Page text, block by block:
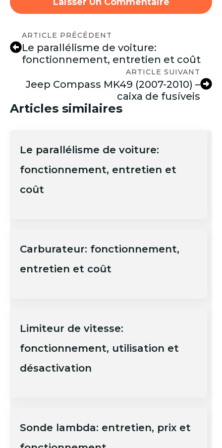
ARTICLE PRÉCÉDENT
Le parallélisme de voiture:
fonctionnement, entretien et coût
ARTICLE SUIVANT
Jeep Compass MK49 (2007-2010) –
caixa de fusíveis
Articles similaires
Le parallélisme de voiture:
fonctionnement, entretien et
coût
Carburateur: fonctionnement,
entretien et coût
Limiteur de vitesse:
fonctionnement, utilisation et
désactivation
Sonde lambda: entretien, prix et